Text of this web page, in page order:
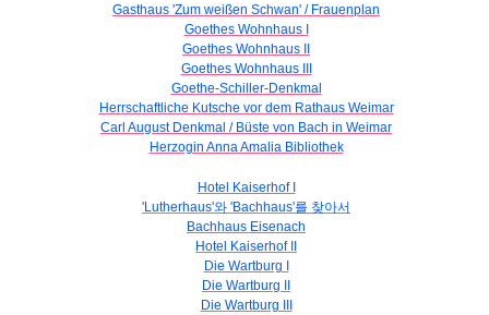
Gasthaus 'Zum weißen Schwan' / Frauenplan
Goethes Wohnhaus I
Goethes Wohnhaus II
Goethes Wohnhaus III
Goethe-Schiller-Denkmal
Herrschaftliche Kutsche vor dem Rathaus Weimar
Carl August Denkmal / Büste von Bach in Weimar
Herzogin Anna Amalia Bibliothek
Hotel Kaiserhof I
'Lutherhaus'와 'Bachhaus'를 찾아서
Bachhaus Eisenach
Hotel Kaiserhof II
Die Wartburg I
Die Wartburg II
Die Wartburg III